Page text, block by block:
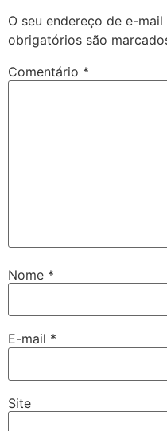
O seu endereço de e-
obrigatórios são
Comentário *
Nome *
E-mail *
Site